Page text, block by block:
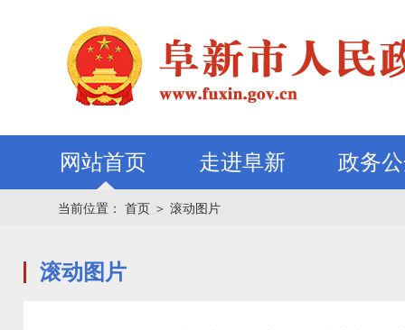
网站首页 走进阜新 政务
当前位置： 首页 ＞ 滚动图片
滚动图片